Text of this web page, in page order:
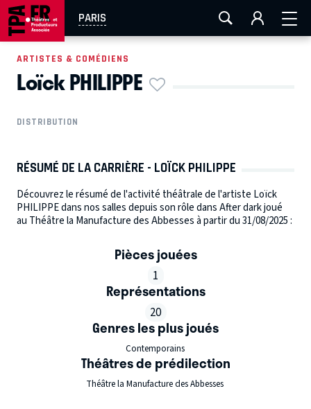
PARIS
AIX-MARSEILLE LA ROCHELLE
EN TOURNÉE
ARTISTES & COMÉDIENS
Loïck PHILIPPE
DISTRIBUTION
RÉSUMÉ DE LA CARRIÈRE - LOÏCK PHILIPPE
Découvrez le résumé de l'activité théâtrale de l'artiste Loïck
PHILIPPE dans nos salles depuis son rôle dans After dark joué
au Théâtre la Manufacture des Abbesses à partir du 31/08/2025 :
Pièces jouées
1
Représentations
20
Genres les plus joués
Contemporains
Théâtres de prédilection
Théâtre la Manufacture des Abbesses